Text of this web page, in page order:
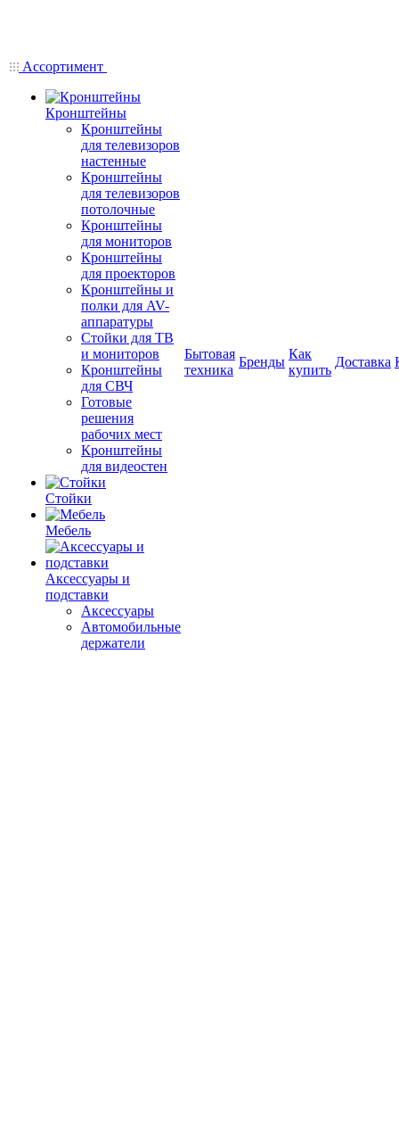
Ассортимент
Кронштейны
Кронштейны
для телевизоров
настенные
Кронштейны
для телевизоров
потолочные
Кронштейны
для мониторов
Кронштейны
для проекторов
Кронштейны и
полки для AV-
аппаратуры
Стойки для ТВ
и мониторов
Кронштейны
для СВЧ
Готовые
решения
рабочих мест
Кронштейны
для видеостен
Стойки
Мебель
Аксессуары и
подставки
Аксессуары
Автомобильные
держатели
Бытовая
техника
Бренды
Как
купить
Доставка